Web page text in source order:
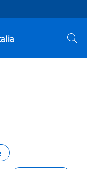
Cerca
pagina